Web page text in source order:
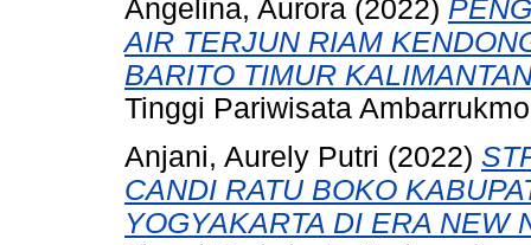
Angelina, Aurora (2022)
AIR TERJUN RIAM
BARITO TIMUR
Tinggi Pariwisata
Anjani, Aurely Putri (2022)
CANDI RATU BOKO
YOGYAKARTA DI ERA NEW